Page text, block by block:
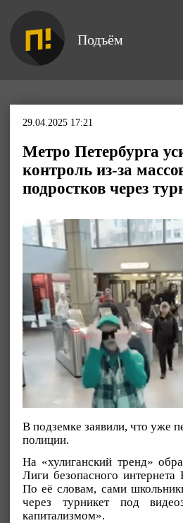
Подъём
29.04.2025 17:21
Метро Петербурга
контроль из-за
подростков через
В подземке заявили, что уже
полиции.
На «хулиганский тренд»
Лиги безопасного интернета
По её словам, сами
через турникет под
капитализмом».